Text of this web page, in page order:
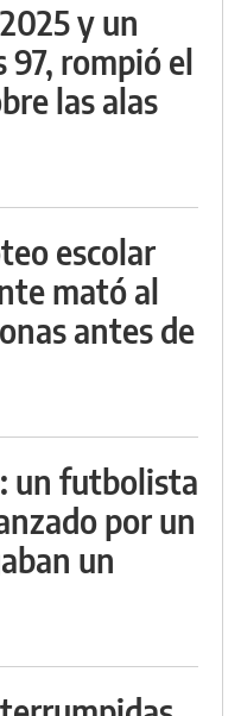
y un
97, rompió el
las alas
escolar
mató al
antes de
un futbolista
por un
un